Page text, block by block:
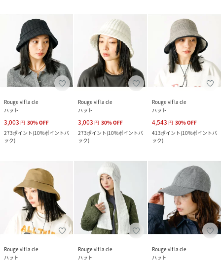
Rouge vif la cle
ハット
3,003 円 30%OFF
273ポイント(10%ポイントバ
ック)
Rouge vif la cle
ハット
3,003 円 30%OFF
273ポイント(10%ポイントバ
ック)
Rouge vif la cle
ハット
4,543 円 30%OFF
413ポイント(10%ポイントバ
ック)
Rouge vif la cle
ハット
Rouge vif la cle
ハット
Rouge vif la cle
ハット